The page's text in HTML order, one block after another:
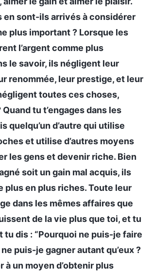
en sont-ils arrivés à considérer
plus important ? Lorsque les
l’argent comme plus
le savoir, ils négligent leur
renommée, leur prestige, et leur
toutes ces choses,
Quand tu t’engages dans les
quelqu’un d’autre qui utilise
et utilise d’autres moyens
les gens et devenir riche. Bien
soit un gain mal acquis, ils
plus en plus riches. Toute leur
dans les mêmes affaires que
de la vie plus que toi, et tu
tu dis : “Pourquoi ne puis-je faire
puis-je gagner autant qu’eux ?
à un moyen d’obtenir plus